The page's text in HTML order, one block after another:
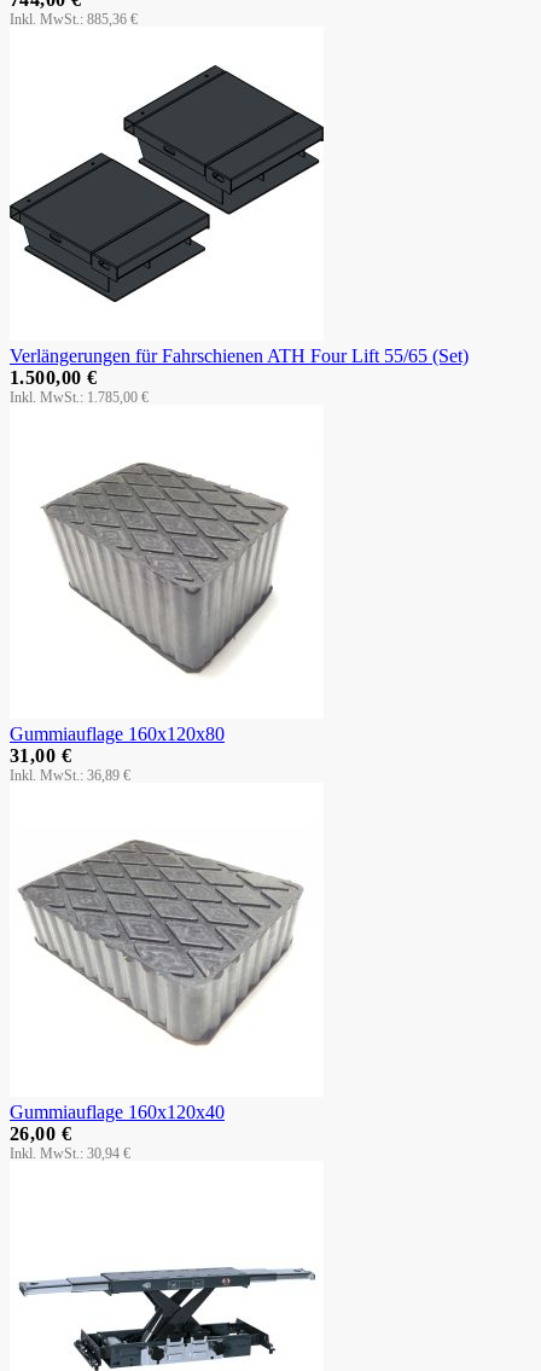
885,36 €
Verlängerungen für Fahrschienen ATH Four Lift 55/65 (Set)
1.785,00 €
1.500,00 €
Gummiauflage 160x120x80
36,89 €
31,00 €
Gummiauflage 160x120x40
30,94 €
26,00 €